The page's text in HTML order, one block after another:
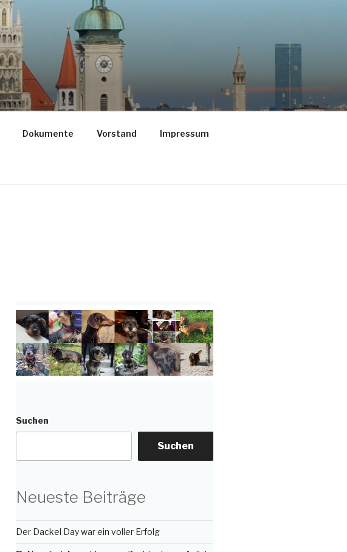
Dokumente Vorstand Impressum
Suchen
Suchen
Neueste Beiträge
Der Dackel Day war ein voller Erfolg